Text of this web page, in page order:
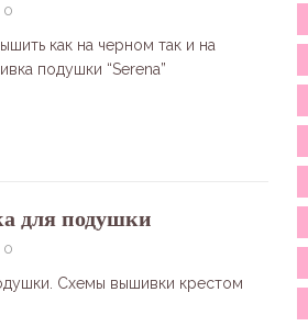
0
как на черном так и на
подушки “Serena”
для подушки
0
Схемы вышивки крестом